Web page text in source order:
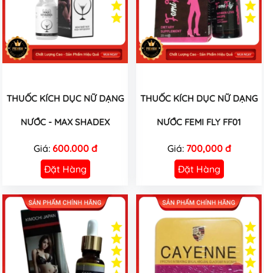
THUỐC KÍCH DỤC NỮ DẠNG
NƯỚC - MAX SHADEX
Giá: 600.000 đ
Đặt Hàng
THUỐC KÍCH DỤC NỮ DẠNG
NƯỚC FEMI FLY FF01
Giá: 700,000 đ
Đặt Hàng